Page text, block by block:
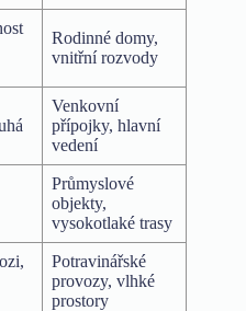
Rodinné domy,
vnitřní rozvody
Venkovní
přípojky, hlavní
vedení
Průmyslové
objekty,
vysokotlaké trasy
Potravinářské
provozy, vlhké
prostory